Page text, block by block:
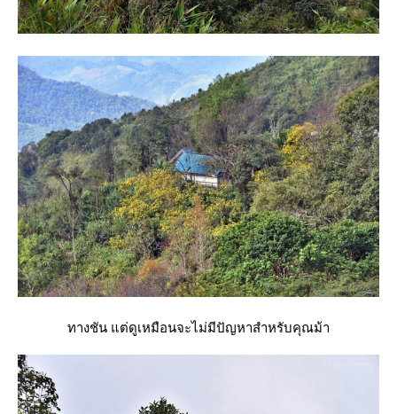
ทางชัน แต่ดูเหมือนจะไม่มีปัญหาสำหรับคุณม้า